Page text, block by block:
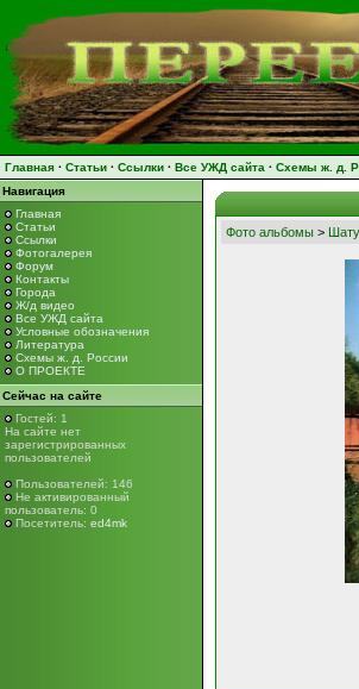
Главная · Статьи · Ссылки · Все УЖД сайта · Схемы ж. д.
Навигация
Главная
Статьи
Ссылки
Фотогалерея
Форум
Контакты
Города
Ж/д видео
Все УЖД сайта
Условные обозначения
Литература
Схемы ж. д. России
О ПРОЕКТЕ
Сейчас на сайте
Гостей: 1
На сайте нет
зарегистрированных
пользователей
Пользователей: 146
Не активированный
пользователь: 0
Посетитель: ed4mk
Фото альбомы >